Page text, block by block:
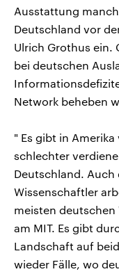
Ausstattung
Deutschland vor
Ulrich Grothus ein.
bei deutschen
Network beheben
" Es gibt in
schlechter
Deutschland. Auch
Wissenschaftler
meisten
am MIT. Es gibt
Landschaft auf
wieder Fälle, wo